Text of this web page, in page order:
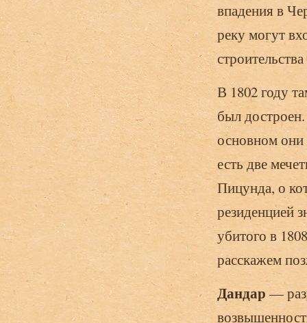
впадения в
реку могут
В 1802 году
был
основном они
есть две
Пицунда, о
резиденцией
убитого в
расскажем
Дандар—